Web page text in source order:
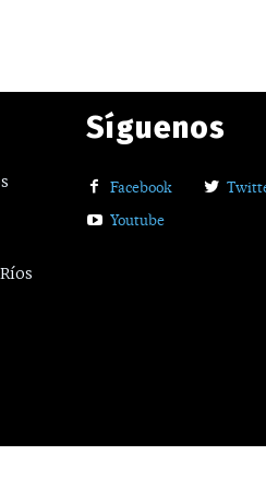
Síguenos
Facebook
Youtube